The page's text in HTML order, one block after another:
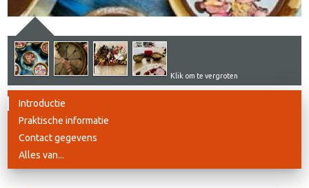
Klik om te vergroten
Introductie
Praktische informatie
Contact gegevens
Alles van...